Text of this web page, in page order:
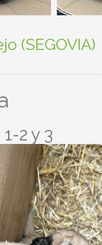
(SEGOVIA)
2 y 3